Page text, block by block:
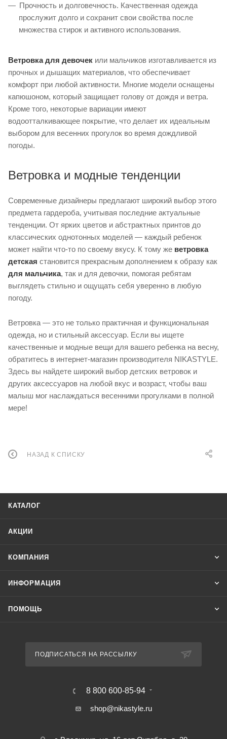
Прочность и долговечность. Качественная одежда
прослужит долго и сохранит свои свойства после
множества стирок и активного использования.
Ветровка для девочек или мальчиков изготавливается из
прочных и дышащих материалов, что обеспечивает
комфорт при любой активности. Многие модели оснащены
капюшоном, который защищает голову от дождя и ветра.
Кроме того, некоторые вариации имеют
водоотталкивающее покрытие, что делает их идеальным
выбором для весенних прогулок во время дождливой
погоды.
Ветровка и модные тенденции
Современные дизайнеры предлагают широкий выбор этого
предмета гардероба, учитывая последние актуальные
тенденции. От ярких цветов и абстрактных принтов до
классических однотонных моделей — каждый ребенок
может найти что-то по своему вкусу. К тому же ветровка
детская становится прекрасным дополнением к образу как
для мальчика, так и для девочки, помогая ребятам
выглядеть стильно и ощущать себя уверенно в любую
погоду.
Ветровка — это не только практичная и функциональная
одежда, но и стильный аксессуар. Если вы ищете
качественные и модные вещи для вашего ребенка на весну,
обратитесь в интернет-магазин производителя NIKASTYLE.
Здесь вы найдете широкий выбор детских ветровок и
других аксессуаров на любой вкус и возраст, чтобы ваш
малыш мог наслаждаться весенними прогулками в полной
мере!
НАЗАД К СПИСКУ
КАТАЛОГ
АКЦИИ
КОМПАНИЯ
ИНФОРМАЦИЯ
ПОМОЩЬ
ПОДПИСАТЬСЯ НА РАССЫЛКУ
8 800 600-85-94
shop@nikastyle.ru